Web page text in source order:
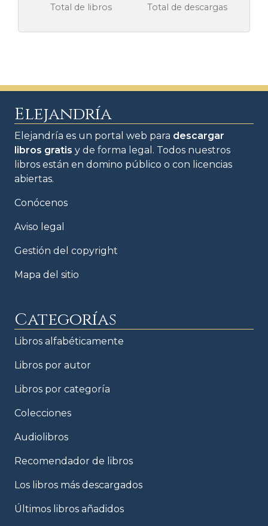
Total de libros Total de descargas
Elejandría
Elejandría es un portal web para descargar
libros gratis y de forma legal. Todos nuestros
libros están en domino público o con licencias
abiertas.
Conócenos
Aviso legal
Gestión del copyright
Mapa del sitio
Categorías
Libros alfabéticamente
Libros por autor
Libros por categoría
Colecciones
Audiolibros
Recomendador de libros
Los libros más descargados
Últimos libros añadidos